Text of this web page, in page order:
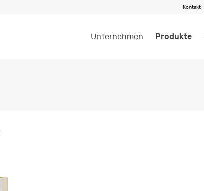
Kontakt
Unternehmen Produkte